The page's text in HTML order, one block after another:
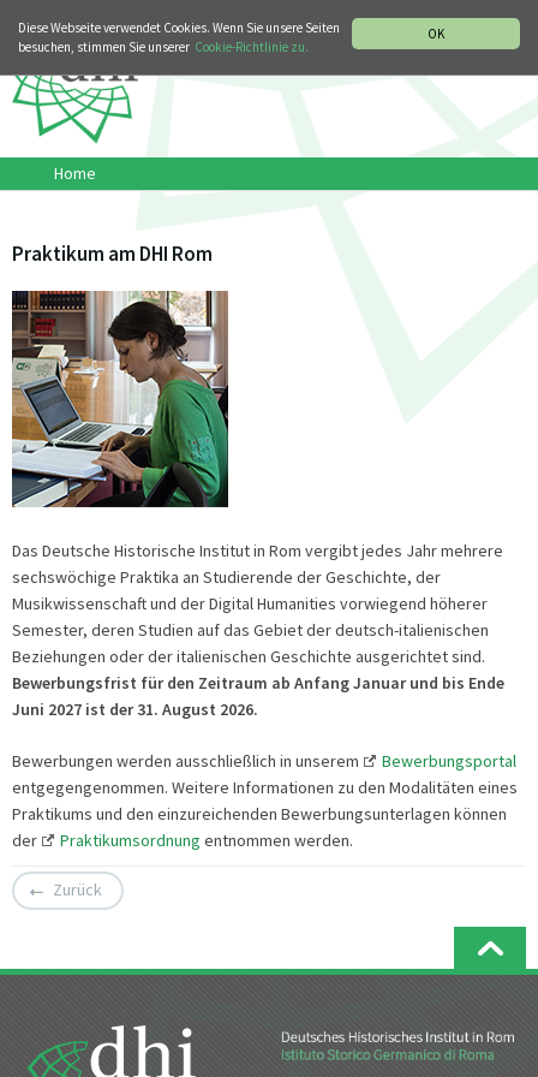
OK
Diese Webseite verwendet Cookies. Wenn Sie unsere Seiten
besuchen, stimmen Sie unserer Cookie-Richtlinie zu.
Home
Praktikum am DHI Rom
Das Deutsche Historische Institut in Rom vergibt jedes Jahr mehrere
sechswöchige Praktika an Studierende der Geschichte, der
Musikwissenschaft und der Digital Humanities vorwiegend höherer
Semester, deren Studien auf das Gebiet der deutsch-italienischen
Beziehungen oder der italienischen Geschichte ausgerichtet sind.
Bewerbungsfrist für den Zeitraum ab Anfang Januar und bis Ende
Juni 2027 ist der31. August 2026.
Bewerbungen werden ausschließlich in unserem
Bewerbungsportal
entgegengenommen. Weitere Informationen zu den Modalitäten eines
Praktikums und den einzureichenden Bewerbungsunterlagen können
der
Praktikumsordnung entnommen werden.
Zurück